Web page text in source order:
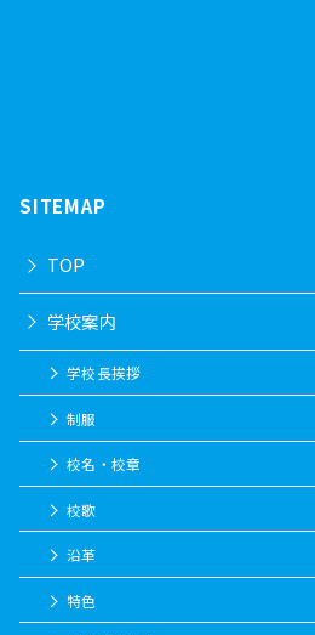
SITEMAP
TOP
学校案内
学校長挨拶
制服
校名・校章
校歌
沿革
特色